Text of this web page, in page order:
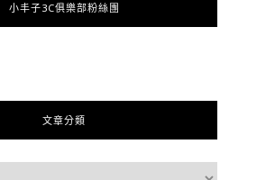
小丰子3C俱樂部粉絲團
文章分類